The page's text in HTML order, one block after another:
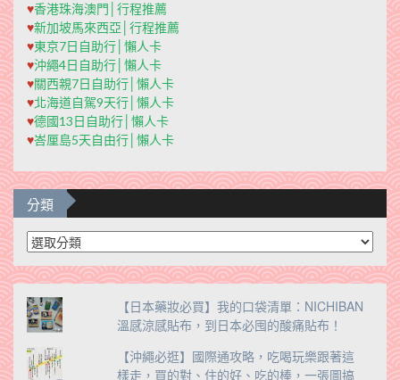
♥香港珠海澳門│行程推薦
♥新加坡馬來西亞│行程推薦
♥東京7日自助行│懶人卡
♥沖繩4日自助行│懶人卡
♥關西親7日自助行│懶人卡
♥北海道自駕9天行│懶人卡
♥德國13日自助行│懶人卡
♥峇厘島5天自由行│懶人卡
分類
分
類
【日本藥妝必買】我的口袋清單：NICHIBAN
溫感涼感貼布，到日本必囤的酸痛貼布！
【沖繩必逛】國際通攻略，吃喝玩樂跟著這
樣走，買的對、住的好、吃的棒，一張圖搞